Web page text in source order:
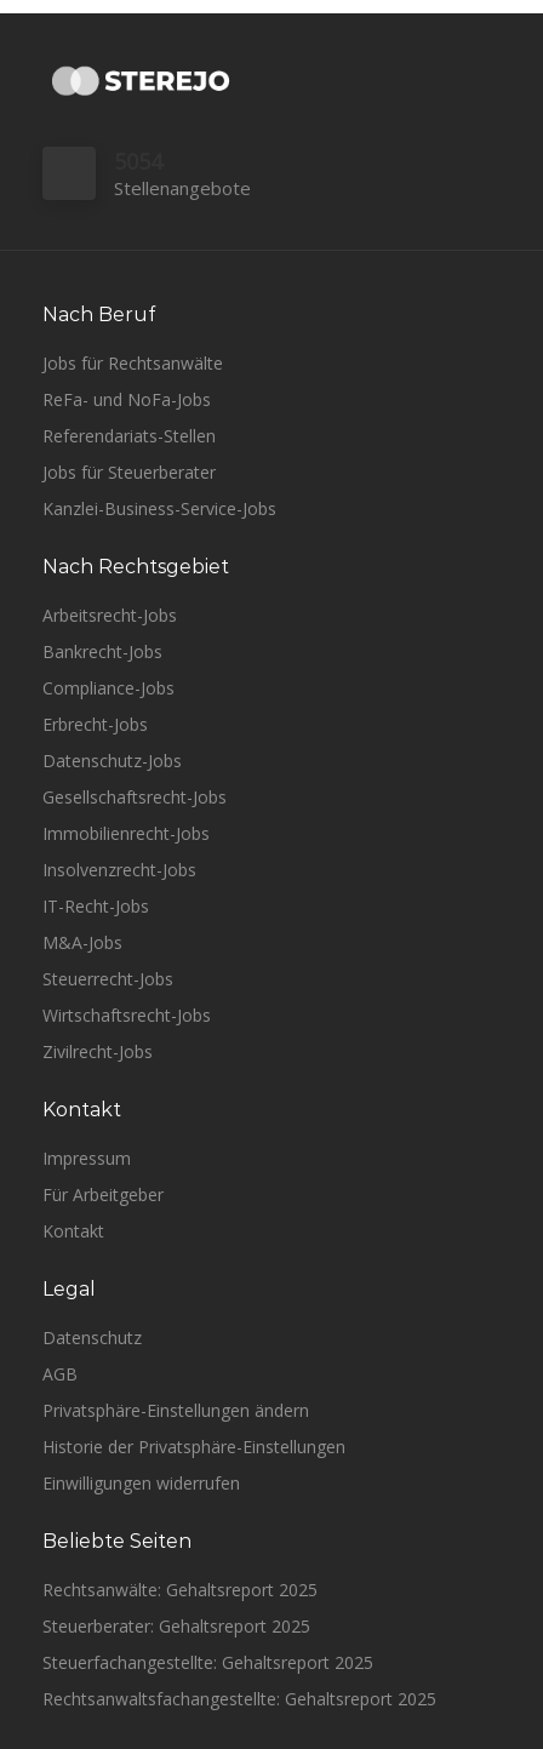
Stellenangebote
Nach Beruf
Jobs für Rechtsanwälte
ReFa- und NoFa-Jobs
Referendariats-Stellen
Jobs für Steuerberater
Kanzlei-Business-Service-Jobs
Nach Rechtsgebiet
Arbeitsrecht-Jobs
Bankrecht-Jobs
Compliance-Jobs
Erbrecht-Jobs
Datenschutz-Jobs
Gesellschaftsrecht-Jobs
Immobilienrecht-Jobs
Insolvenzrecht-Jobs
IT-Recht-Jobs
M&A-Jobs
Steuerrecht-Jobs
Wirtschaftsrecht-Jobs
Zivilrecht-Jobs
Kontakt
Impressum
Für Arbeitgeber
Kontakt
Legal
Datenschutz
AGB
Privatsphäre-Einstellungen ändern
Historie der Privatsphäre-Einstellungen
Einwilligungen widerrufen
Beliebte Seiten
Rechtsanwälte: Gehaltsreport 2025
Steuerberater: Gehaltsreport 2025
Steuerfachangestellte: Gehaltsreport 2025
Rechtsanwaltsfachangestellte: Gehaltsreport 2025